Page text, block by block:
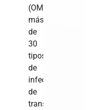
(OMS),
más
de
30
tipos
de
infecciones
de
transmisión